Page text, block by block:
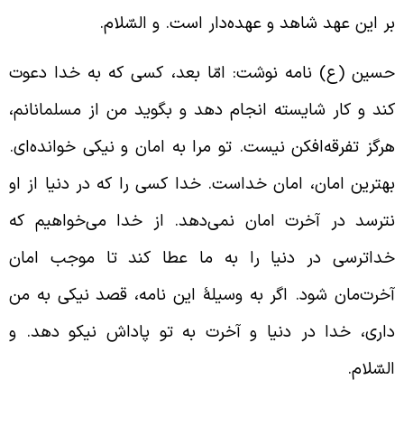
این عهد شاهد و عهده‌دار است. و السّلام.
(ع) نامه نوشت: امّا بعد، کسی که به خدا دعوت
و کار شایسته انجام دهد و بگوید من از مسلمانانم،
تفرقه‌افکن نیست. تو مرا به امان و نیکی خوانده‌ای.
امان، امان خداست. خدا کسی را که در دنیا از او
در آخرت امان نمی‌دهد. از خدا می‌خواهیم که
در دنیا را به ما عطا کند تا موجب امان
شود. اگر به وسیلۀ این نامه، قصد نیکی به من
خدا در دنیا و آخرت به تو پاداش نیکو دهد. و